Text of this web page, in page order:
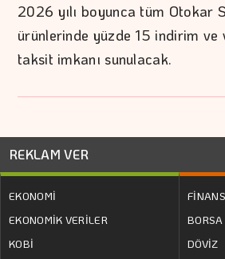
2026 yılı boyunca tüm Otokar
ürünlerinde yüzde 15 indirim ve
taksit imkanı sunulacak.
REKLAM VER
EKONOMİ
EKONOMİK VERİLER
KOBİ
FİNANS
BORSA
DÖVİZ